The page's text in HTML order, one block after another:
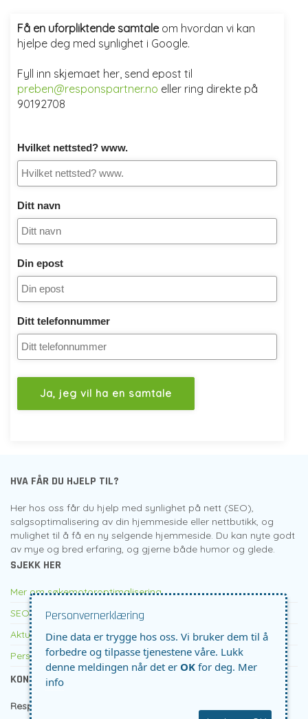
Få en uforpliktende samtaleom hvordan vi kan
hjelpe deg med synlighet i Google.
Fyll inn skjemaet her, send epost til
preben@responspartner.no eller ring direkte på
90192708
Hvilket nettsted? www.
Ditt navn
Din epost
Ditt telefonnummer
HVA FÅR DU HJELP TIL?
Her hos oss får du hjelp med synlighet på nett (SEO),
salgsoptimalisering av din hjemmeside eller nettbutikk, og
mulighet til å få en ny selgende hjemmeside. Du kan nyte godt
av mye og bred erfaring, og gjerne både humor og glede.
SJEKK HER
Mer om søkemotoroptimalisering
SEO pris
Aktuelt om SEO etc
Personvern
KONTAKTINFO
Responspartner AS
Personvernerklæring
Dine data er trygge hos oss. Vi bruker dem til å
forbedre og tilpasse tjenestene våre. Lukk
denne meldingen når det er OK for deg. Mer
info